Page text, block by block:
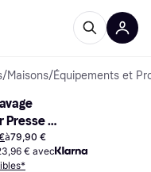
/Maisons/Équipements et
Presse
à79,90 €
€ avec